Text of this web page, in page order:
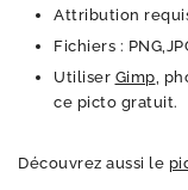
Attribution
Fichiers :
Utiliser Gimp,
ce picto gratuit.
Découvrez aussi le